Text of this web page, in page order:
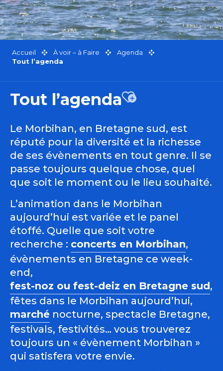
Accueil À voir – à Faire
Agenda
Tout l’agenda
Tout l’agendaAjouter aux
Le Morbihan, en Bretagne sud, est
réputé pour la diversité et la richesse
de ses évènements en tout genre. Il se
passe toujours quelque chose, quel
que soit le moment ou le lieu souhaité.
L’animation dans le Morbihan
aujourd’hui est variée et le panel
étoffé. Quelle que soit votre
recherche : concerts en Morbihan,
évènements en Bretagne ce week-
end,
fest-noz ou fest-deiz en Bretagne sud,
fêtes dans le Morbihan aujourd’hui,
marché nocturne, spectacle Bretagne,
festivals, festivités… vous trouverez
toujours un « évènement Morbihan »
qui satisfera votre envie.